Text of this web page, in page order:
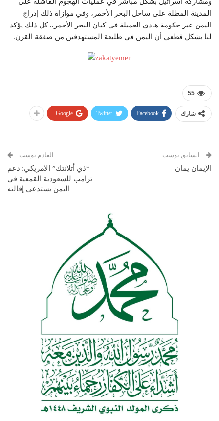
المدينة المطلة على ساحل البحر الأحمر، وفي موازاة ذلك إدراج
اليمن عبر حكومة هادي العميلة في كيان البحر الأحمر.. كل ذلك يؤكد
لنا بشكل قطعي أن اليمن في طليعة المستهدفين من صفقة القرن.
55
شارك Facebook
Twitter
Google+
السابق بوست
الإيمان يمان
القادم بوست
“ذي أتلانتك” الأمريكي: دعم
ترامب للسعودية القمعية في
اليمن يستدعي إقالته